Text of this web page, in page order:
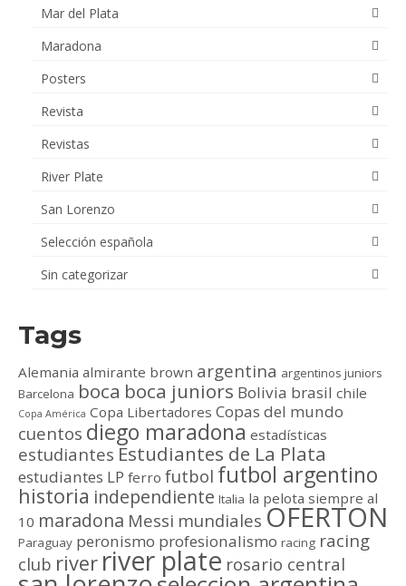
Mar del Plata
Maradona
Posters
Revista
Revistas
River Plate
San Lorenzo
Selección española
Sin categorizar
Tags
Alemania almirante brown argentina argentinos juniors
Barcelona boca boca juniors Bolivia brasil chile
Copa América Copa Libertadores Copas del mundo
cuentos diego maradona estadísticas
estudiantes Estudiantes de La Plata
estudiantes LP ferro futbol futbol argentino
historia independiente Italia la pelota siempre al
10 maradona Messi mundiales OFERTON
Paraguay peronismo profesionalismo racing racing
club river river plate rosario central